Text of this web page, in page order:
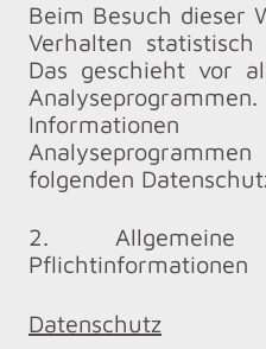
Beim Besuch dieser
Verhalten
Das geschieht vor
folgenden
2.
Pflichtinformationen
Datenschutz